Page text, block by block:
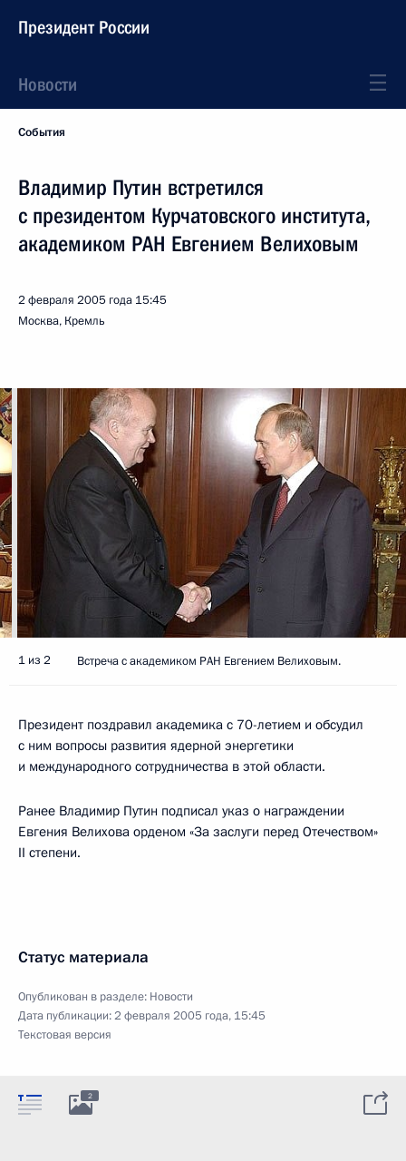
Президент России
Новости
События
Владимир Путин встретился
с президентом Курчатовского института,
академиком РАН Евгением Велиховым
2 февраля 2005 года 15:45
Москва, Кремль
1 из 2 Встреча с академиком РАН Евгением Велиховым.
Президент поздравил академика с 70-летием и обсудил
с ним вопросы развития ядерной энергетики
и международного сотрудничества в этой области.
Ранее Владимир Путин подписал указ о награждении
Евгения Велихова орденом «За заслуги перед Отечеством»
II степени.
Статус материала
Опубликован в разделе: Новости
Дата публикации:2 февраля 2005 года, 15:45
Текстовая версия
2